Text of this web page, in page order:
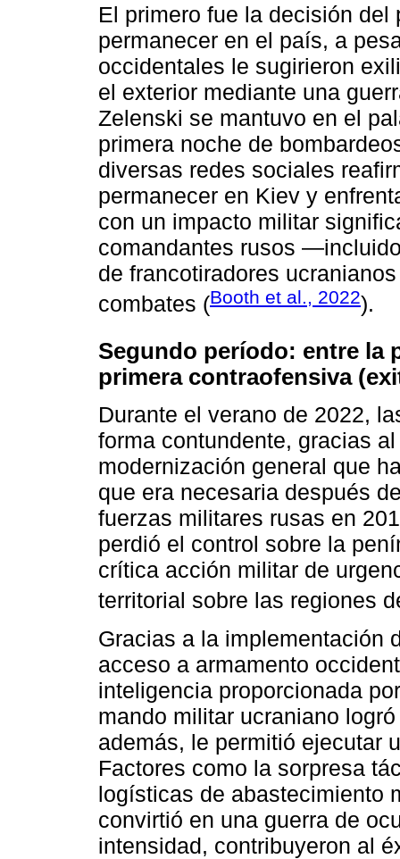
El primero fue la decisión
permanecer en el país, a
occidentales le sugirieron
el exterior mediante una
Zelenski se mantuvo en el
primera noche de
diversas redes sociales
permanecer en Kiev y
con un impacto militar
comandantes rusos
de francotiradores
combates (Booth et al., 2022).
Segundo período: entre la
primera contraofensiva
Durante el verano de 2022,
forma contundente, gracias
modernización general que
que era necesaria después
fuerzas militares rusas en
perdió el control sobre la
crítica acción militar de
territorial sobre las regiones
Gracias a la implementación
acceso a armamento
inteligencia proporcionada
mando militar ucraniano
además, le permitió ejecutar
Factores como la sorpresa
logísticas de abastecimiento
convirtió en una guerra de
intensidad, contribuyeron al